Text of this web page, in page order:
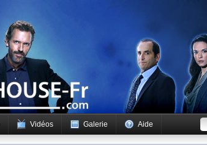
Vidéos Galerie Aide